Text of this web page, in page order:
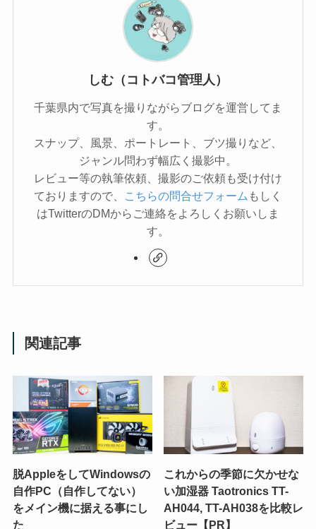
しむ（コトバコ管理人）
千葉県内で写真を撮りながらブログを運営してま
す。
スナップ、風景、ポートレート、ブツ撮りなど、
ジャンル問わず幅広く撮影中。
レビュー等の執筆依頼、撮影のご依頼も受け付け
ておりますので、
こちらの問合せフォーム もしく
はTwitterのDMからご連絡をよろしくお願いしま
す。
関連記事
脱AppleをしてWindowsの
自作PC（自作してない）
をメイン機に据える事にし
た
これからの季節に欠かせな
い加湿器 Taotronics TT-
AH044, TT-AH038を比較レ
ビュー【PR】